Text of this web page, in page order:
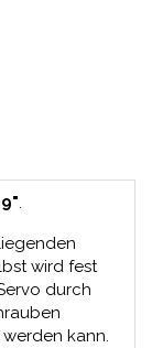
.
wird fest
durch
kann.